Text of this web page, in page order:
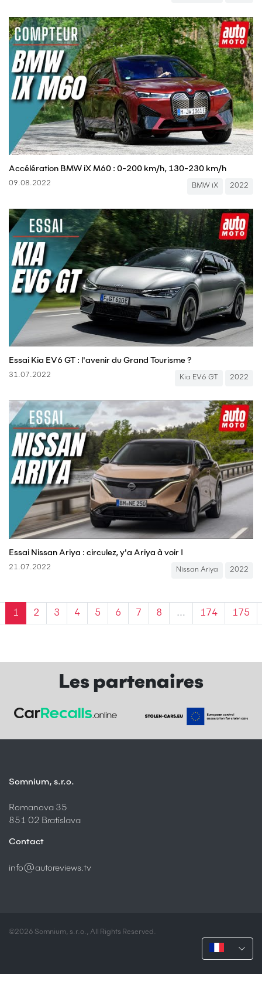
Accélération BMW iX M60 : 0-200 km/h, 130-230 km/h
09.08.2022 BMW iX 2022
Essai Kia EV6 GT : l'avenir du Grand Tourisme ?
31.07.2022 Kia EV6 GT 2022
Essai Nissan Ariya : circulez, y'a Ariya à voir !
21.07.2022 Nissan Ariya 2022
1 2 3 4 5 6 7 8 ... 174 175
Les partenaires
Somnium, s.r.o.
Romanova 35
851 02 Bratislava
Contact
info@autoreviews.tv
©2026 Somnium, s.r.o., All Rights Reserved.